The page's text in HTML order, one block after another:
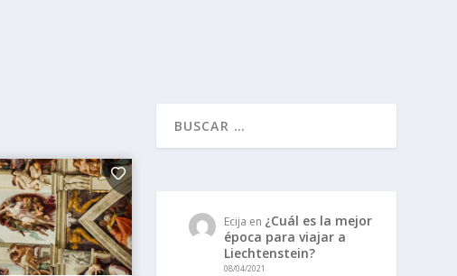
Ecija en ¿Cuál es la mejor
época para viajar a
Liechtenstein?
08/04/2021